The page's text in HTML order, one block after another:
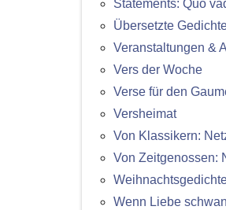
Statements: Quo
Übersetzte
Veranstaltungen &
Vers der Woche
Verse für den
Versheimat
Von Klassikern:
Von Zeitgenossen:
Wenn Liebe